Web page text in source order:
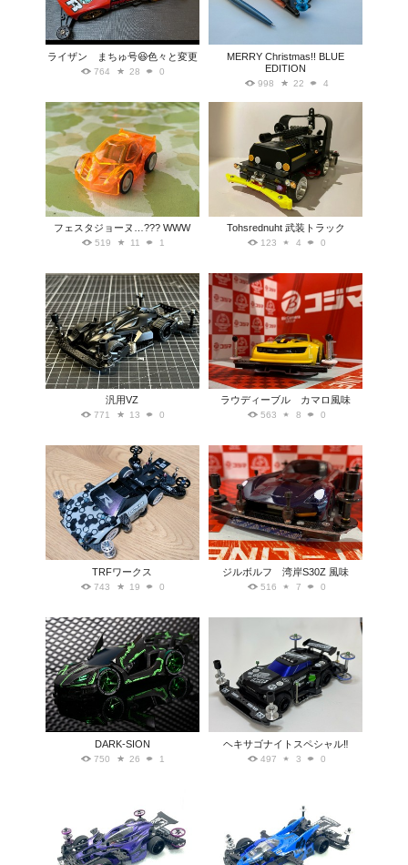
ライザン まちゅ号😆色々と変更
764 28 0
MERRY Christmas!! BLUE
EDITION
998 22 4
フェスタジョーヌ…??? WWW
519 11 1
Tohsrednuht 武装トラック
123 4 0
汎用VZ
771 13 0
ラウディーブル カマロ風味
563 8 0
TRFワークス
743 19 0
ジルボルフ 湾岸S30Z 風味
516 7 0
DARK-SION
750 26 1
ヘキサゴナイトスペシャル‼️
497 3 0